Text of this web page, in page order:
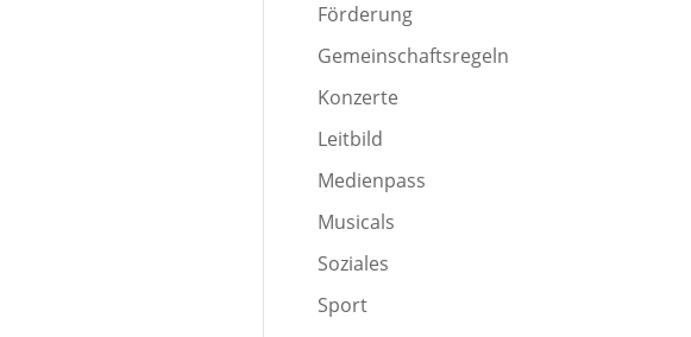
Förderung
Gemeinschaftsregeln
Konzerte
Leitbild
Medienpass
Musicals
Soziales
Sport